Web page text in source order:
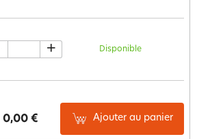
Disponible
+
0,00 € Ajouter au panier